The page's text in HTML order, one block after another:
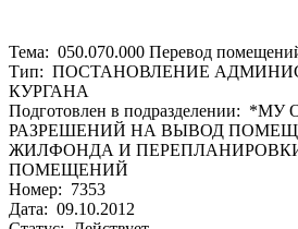
Тема: 050.070.000 Перевод
Тип: ПОСТАНОВЛЕНИЕ
КУРГАНА
Подготовлен в подразделении:
РАЗРЕШЕНИЙ НА ВЫВОД
ЖИЛФОНДА И
ПОМЕЩЕНИЙ
Номер: 7353
Дата: 09.10.2012